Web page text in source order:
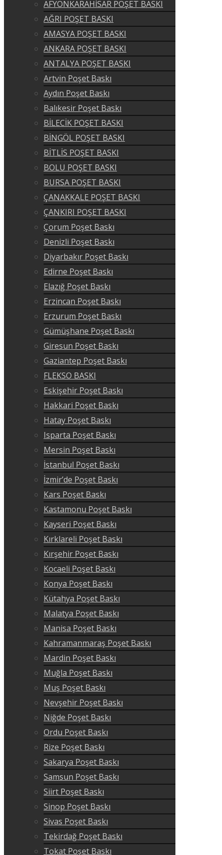
AFYONKARAHİSAR POŞET BASKI
AĞRI POŞET BASKI
AMASYA POŞET BASKI
ANKARA POŞET BASKI
ANTALYA POŞET BASKI
Artvin Poşet Baskı
Aydın Poşet Baskı
Balıkesir Poşet Baskı
BİLECİK POŞET BASKI
BİNGÖL POŞET BASKI
BİTLİS POŞET BASKI
BOLU POŞET BASKI
BURSA POŞET BASKI
ÇANAKKALE POŞET BASKI
ÇANKIRI POŞET BASKI
Çorum Poşet Baskı
Denizli Poşet Baskı
Diyarbakır Poşet Baskı
Edirne Poşet Baskı
Elazığ Poşet Baskı
Erzincan Poşet Baskı
Erzurum Poşet Baskı
Gümüşhane Poşet Baskı
Giresun Poşet Baskı
Gaziantep Poşet Baskı
FLEKSO BASKI
Eskişehir Poşet Baskı
Hakkari Poşet Baskı
Hatay Poşet Baskı
Isparta Poşet Baskı
Mersin Poşet Baskı
İstanbul Poşet Baskı
İzmir’de Poşet Baskı
Kars Poşet Baskı
Kastamonu Poşet Baskı
Kayseri Poşet Baskı
Kırklareli Poşet Baskı
Kırşehir Poşet Baskı
Kocaeli Poşet Baskı
Konya Poşet Baskı
Kütahya Poşet Baskı
Malatya Poşet Baskı
Manisa Poşet Baskı
Kahramanmaraş Poşet Baskı
Mardin Poşet Baskı
Muğla Poşet Baskı
Muş Poşet Baskı
Nevşehir Poşet Baskı
Niğde Poşet Baskı
Ordu Poşet Baskı
Rize Poşet Baskı
Sakarya Poşet Baskı
Samsun Poşet Baskı
Siirt Poşet Baskı
Sinop Poşet Baskı
Sivas Poşet Baskı
Tekirdağ Poşet Baskı
Tokat Poşet Baskı